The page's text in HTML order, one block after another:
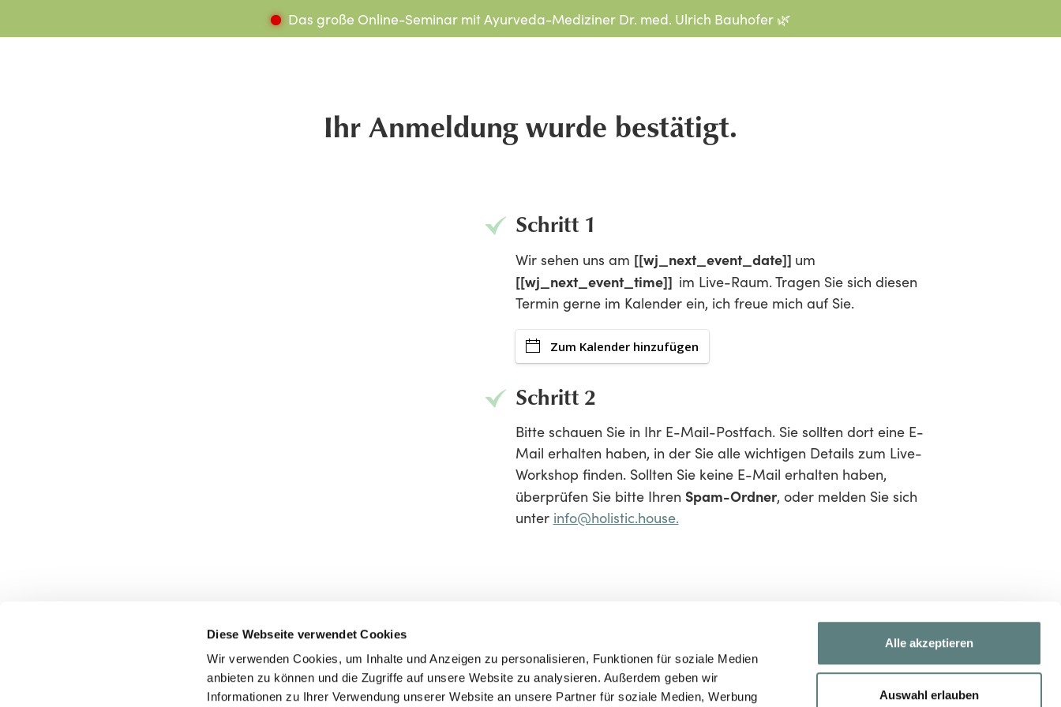
Diese Webseite verwendet Cookies
Wir verwenden Cookies, um Inhalte und Anzeigen zu personalisieren, Funktionen für soziale Medien
anbieten zu können und die Zugriffe auf unsere Website zu analysieren. Außerdem geben wir
Informationen zu Ihrer Verwendung unserer Website an unsere Partner für soziale Medien, Werbung
Alle akzeptieren
Auswahl erlauben
Das große Online-Seminar mit Ayurveda-Mediziner Dr. med. Ulrich Bauhofer 🌿
Ihr Anmeldung wurde bestätigt.
Schritt 1
Wir sehen uns am [[wj_next_event_date]] um
[[wj_next_event_time]] im Live-Raum. Tragen Sie sich diesen
Termin gerne im Kalender ein, ich freue mich auf Sie.
Zum Kalender hinzufügen
Schritt 2
Bitte schauen Sie in Ihr E-Mail-Postfach. Sie sollten dort eine E-
Mail erhalten haben, in der Sie alle wichtigen Details zum Live-
Workshop finden. Sollten Sie keine E-Mail erhalten haben,
überprüfen Sie bitte Ihren Spam-Ordner, oder melden Sie sich
unter info@holistic.house.
Impressum Datenschutz AGB Kontakt